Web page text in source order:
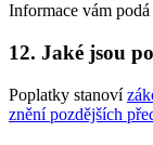
Informace vám
12. Jaké jsou
Poplatky stanoví
znění pozdějších